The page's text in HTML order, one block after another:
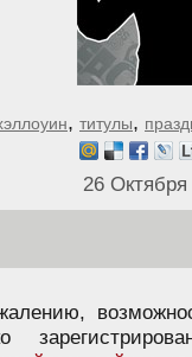
, титулы,
26